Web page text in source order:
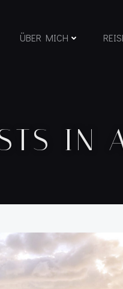
ÜBER MICH
IN